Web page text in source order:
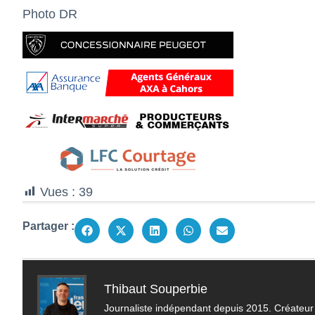
Photo DR
Vues : 39
Partager :
Thibaut Souperbie
Journaliste indépendant depuis 2015.